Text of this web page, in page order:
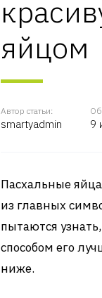
яйцом
Автор статьи:
smartyadmin 9
Пасхальные
из главных
пытаются
способом его
ниже.